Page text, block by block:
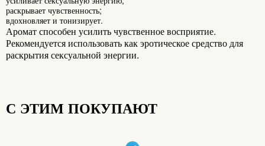
раскрывает чувственность;
вдохновляет и тонизирует.
Аромат способен усилить чувственное восприятие.
Рекомендуется использовать как эротическое средство для
раскрытия сексуальной энергии.
С ЭТИМ ПОКУПАЮТ